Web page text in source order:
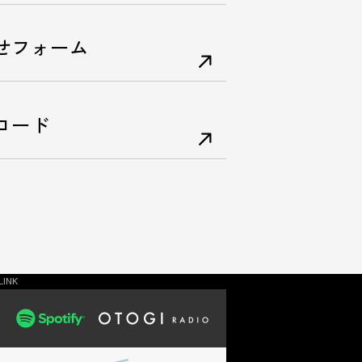
フォーム
ード